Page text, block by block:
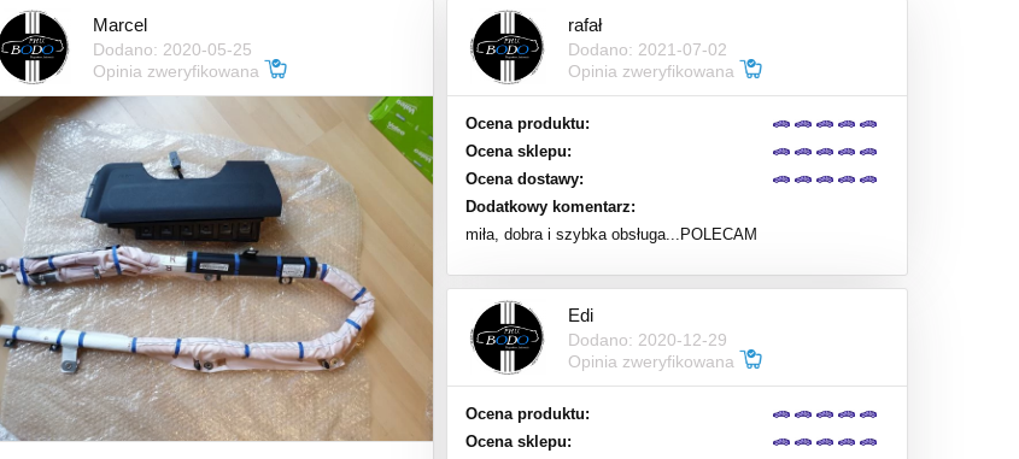
Marcel
Dodano: 2020-05-25
Opinia zweryfikowana
rafał
Dodano: 2021-07-02
Opinia zweryfikowana
Ocena produktu:
Ocena sklepu:
Ocena dostawy:
Dodatkowy komentarz:
miła, dobra i szybka obsługa...POLECAM
Edi
Dodano: 2020-12-29
Opinia zweryfikowana
Ocena produktu:
Ocena sklepu: